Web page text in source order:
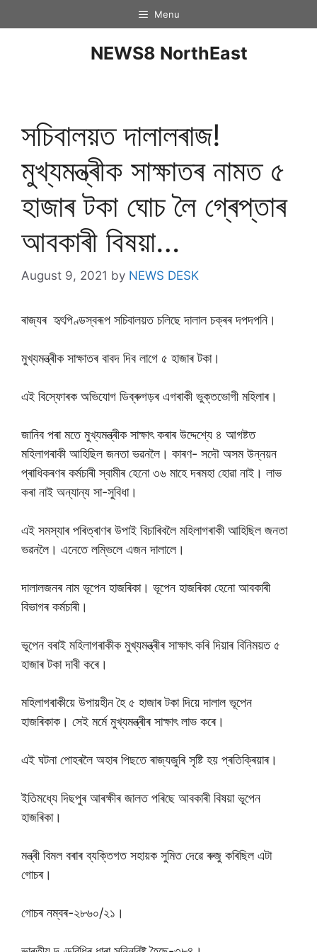
Menu
NEWS8 NorthEast
সচিবালয়ত দালালৰাজ!
মুখ্যমন্ত্ৰীক সাক্ষাতৰ নামত ৫
হাজাৰ টকা ঘোচ লৈ গ্ৰেপ্তাৰ
আবকাৰী বিষয়া…
August 9, 2021 by NEWS DESK
ৰাজ্যৰ হৃৎপিণ্ডস্বৰূপ সচিবালয়ত চলিছে দালাল চক্ৰৰ দপদপনি।
মুখ্যমন্ত্ৰীক সাক্ষাতৰ বাবদ দিব লাগে ৫ হাজাৰ টকা।
এই বিস্ফোৰক অভিযোগ ডিব্ৰুগড়ৰ এগৰাকী ভুক্তভোগী মহিলাৰ।
জানিব পৰা মতে মুখ্যমন্ত্ৰীক সাক্ষাৎ কৰাৰ উদ্দেশ্যে ৪ আগষ্টত
মহিলাগৰাকী আহিছিল জনতা ভৱনলৈ। কাৰণ- সদৌ অসম উন্নয়ন
প্ৰাধিকৰণৰ কর্মচাৰী স্বামীৰ হেনো ৩৬ মাহে দৰমহা হোৱা নাই। লাভ
কৰা নাই অন্যান্য সা-সুবিধা।
এই সমস্যাৰ পৰিত্ৰাণৰ উপাই বিচাৰিবলৈ মহিলাগৰাকী আহিছিল জনতা
ভৱনলৈ। এনেতে লম্ভিলে এজন দালালে।
দালালজনৰ নাম ভূপেন হাজৰিকা। ভূপেন হাজৰিকা হেনো আবকাৰী
বিভাগৰ কর্মচাৰী।
ভূপেন বৰাই মহিলাগৰাকীক মুখ্যমন্ত্ৰীৰ সাক্ষাৎ কৰি দিয়াৰ বিনিময়ত ৫
হাজাৰ টকা দাবী কৰে।
মহিলাগৰাকীয়ে উপায়হীন হৈ ৫ হাজাৰ টকা দিয়ে দালাল ভূপেন
হাজৰিকাক। সেই মর্মে মুখ্যমন্ত্ৰীৰ সাক্ষাৎ লাভ কৰে।
এই ঘটনা পোহৰলৈ অহাৰ পিছতে ৰাজ্যজুৰি সৃষ্টি হয় প্ৰতিক্ৰিয়াৰ।
ইতিমধ্যে দিছপুৰ আৰক্ষীৰ জালত পৰিছে আবকাৰী বিষয়া ভূপেন
হাজৰিকা।
মন্ত্ৰী বিমল বৰাৰ ব্যক্তিগত সহায়ক সুমিত দেৱে ৰুজু কৰিছিল এটা
গোচৰ।
গোচৰ নম্বৰ-২৮৬০/২১।